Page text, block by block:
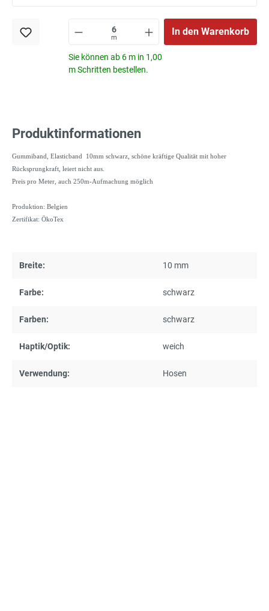
m
In den Warenkorb
Sie können ab 6 m in 1,00
m Schritten bestellen.
Produktinformationen
Gummiband, Elasticband 10mm schwarz, schöne kräftige Qualität mit hoher
Rücksprungkraft, leiert nicht aus.
Preis pro Meter, auch 250m-Aufmachung möglich
Produktion: Belgien
Zertifikat: ÖkoTex
Breite: 10 mm
Farbe: schwarz
Farben: schwarz
Haptik/Optik: weich
Verwendung: Hosen